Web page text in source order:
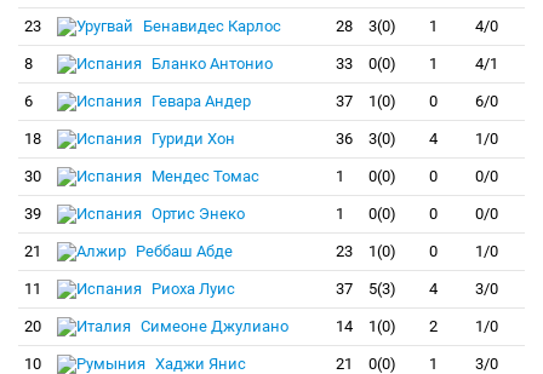
23 Бенавидес Карлос 28 3(0) 1 4/0
8 Бланко Антонио 33 0(0) 1 4/1
6 Гевара Андер 37 1(0) 0 6/0
18 Гуриди Хон 36 3(0) 4 1/0
30 Мендес Томас 1 0(0) 0 0/0
39 Ортис Энеко 1 0(0) 0 0/0
21 Реббаш Абде 23 1(0) 0 1/0
11 Риоха Луис 37 5(3) 4 3/0
20 Симеоне Джулиано 14 1(0) 2 1/0
10 Хаджи Янис 21 0(0) 1 3/0